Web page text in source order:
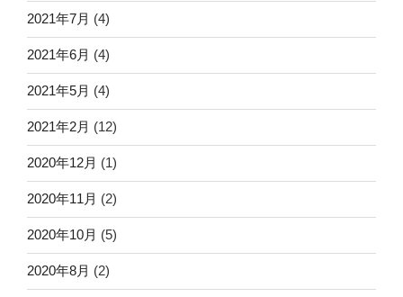
2021年7月 (4)
2021年6月 (4)
2021年5月 (4)
2021年2月 (12)
2020年12月 (1)
2020年11月 (2)
2020年10月 (5)
2020年8月 (2)